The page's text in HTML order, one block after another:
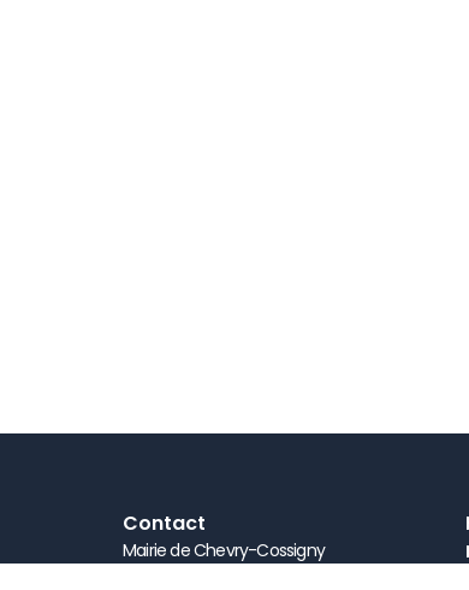
Contact
Mairie de Chevry-Cossigny